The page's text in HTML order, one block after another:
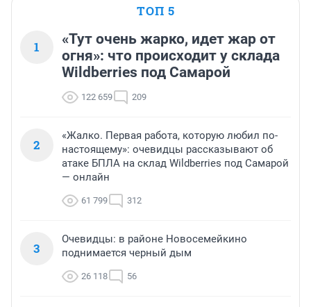
ТОП 5
1
«Тут очень жарко, идет жар от
огня»: что происходит у склада
Wildberries под Самарой
122 659 209
2
«Жалко. Первая работа, которую любил по-
настоящему»: очевидцы рассказывают об
атаке БПЛА на склад Wildberries под Самарой
— онлайн
61 799 312
3
Очевидцы: в районе Новосемейкино
поднимается черный дым
26 118 56